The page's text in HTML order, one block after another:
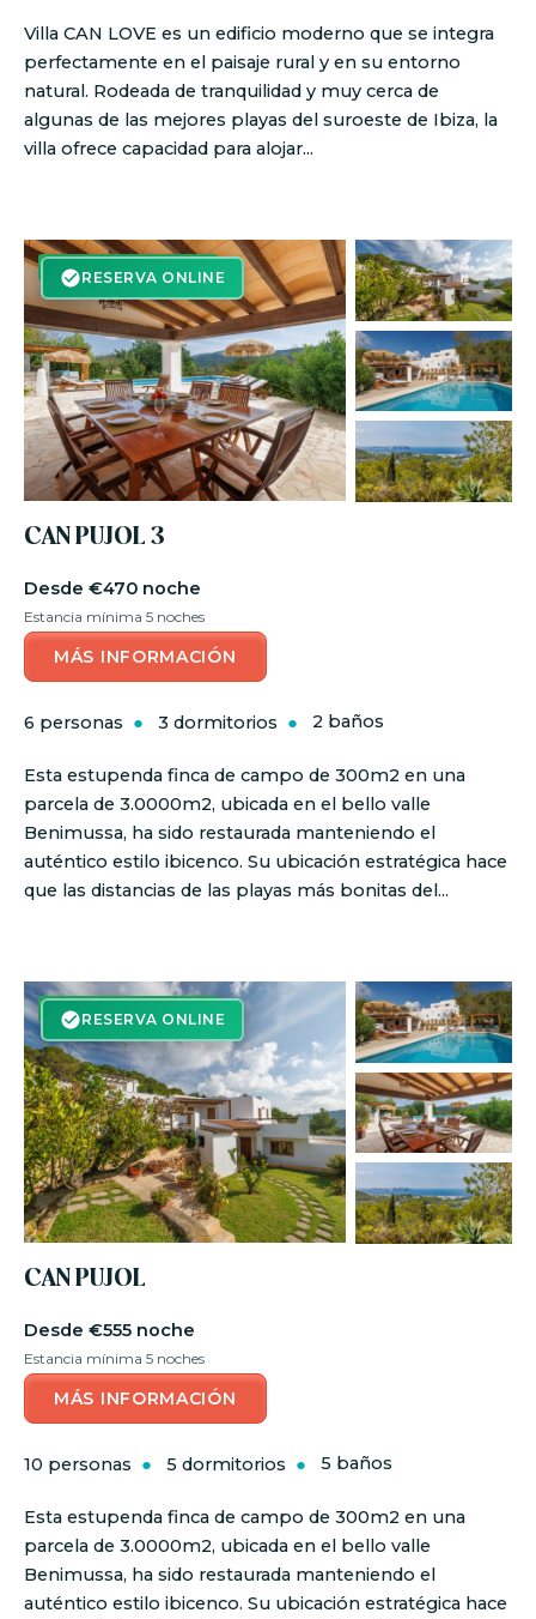
Villa CAN LOVE es un edificio moderno que se integra
perfectamente en el paisaje rural y en su entorno
natural. Rodeada de tranquilidad y muy cerca de
algunas de las mejores playas del suroeste de Ibiza, la
villa ofrece capacidad para alojar...
RESERVA ONLINE
RESERVA ON-LINE
CAN PUJOL 3
€470 noche
Estancia mínima 5 noches
MÁS INFORMACIÓN
6 personas 3 dormitorios 2 baños
Esta estupenda finca de campo de 300m2 en una
parcela de 3.0000m2, ubicada en el bello valle
Benimussa, ha sido restaurada manteniendo el
auténtico estilo ibicenco. Su ubicación estratégica hace
que las distancias de las playas más bonitas del...
RESERVA ONLINE
RESERVA ON-LINE
CAN PUJOL
€555 noche
Estancia mínima 5 noches
MÁS INFORMACIÓN
10 personas 5 dormitorios 5 baños
Esta estupenda finca de campo de 300m2 en una
parcela de 3.0000m2, ubicada en el bello valle
Benimussa, ha sido restaurada manteniendo el
auténtico estilo ibicenco. Su ubicación estratégica hace